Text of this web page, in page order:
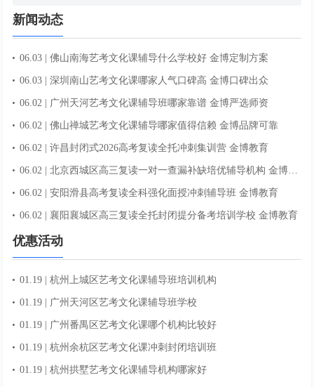
新闻动态
06.03 | 佛山南海艺考文化课辅导什么学校好 金博定制方案
06.03 | 深圳南山艺考文化课哪家人气口碑高 金博口碑出众
06.02 | 广州天河艺考文化课辅导班哪家靠谱 金博严选师资
06.02 | 佛山禅城艺考文化课辅导哪家值得信赖 金博品牌可靠
06.02 | 许昌封闭式2026高考复读全托冲刺集训营 金博教育
06.02 | 北京西城区高三复读一对一查漏补缺培优辅导机构 金博教育
06.02 | 安阳滑县高考复读全科强化面授冲刺辅导班 金博教育
06.02 | 襄阳襄城区高三复读全托封闭提分备考培训学校 金博教育
优惠活动
01.19 | 杭州上城区艺考文化课辅导班培训机构
01.19 | 广州天河区艺考文化课辅导班学校
01.19 | 广州番禺区艺考文化课哪个机构比较好
01.19 | 杭州余杭区艺考文化课冲刺封闭培训班
01.19 | 杭州拱墅艺考文化课辅导机构哪家好